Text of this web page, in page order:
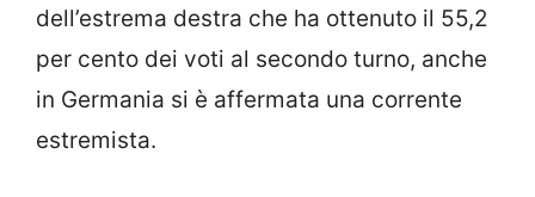
dell’estrema destra che ha ottenuto il 55,2
per cento dei voti al secondo turno, anche
in Germania si è affermata una corrente
estremista.